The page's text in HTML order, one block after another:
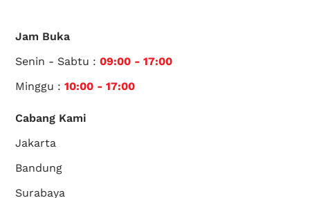
Jam Buka
Senin - Sabtu :09:00 - 17:00
Minggu :10:00 - 17:00
Cabang Kami
Jakarta
Bandung
Surabaya